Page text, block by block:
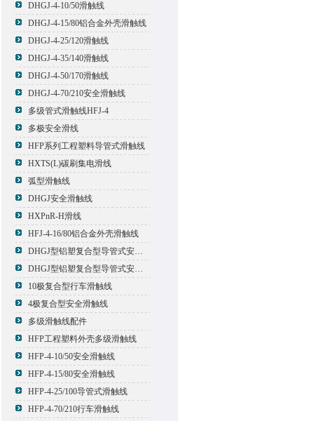
DHGJ-4-10/50滑触线
DHGJ-4-15/80铝合金外壳滑触线
DHGJ-4-25/120滑触线
DHGJ-4-35/140滑触线
DHGJ-4-50/170滑触线
DHGJ-4-70/210安全滑触线
多级管式滑触线HFJ-4
多极安全滑线
HFP系列工程塑料导管式滑触线
HXTS(L)碳刷集电滑线
弧型滑触线
DHGJ安全滑触线
HXPnR-H滑线
HFJ-4-16/80铝合金外壳滑触线
DHGJ型铝塑复合型导管式安全滑触线
DHGJ型铝塑复合型导管式安全滑触线
10极复合型行车滑触线
4极复合型安全滑触线
多级滑触线配件
HFP工程塑料外壳多级滑触线
HFP-4-10/50安全滑触线
HFP-4-15/80安全滑触线
HFP-4-25/100导管式滑触线
HFP-4-70/210行车滑触线